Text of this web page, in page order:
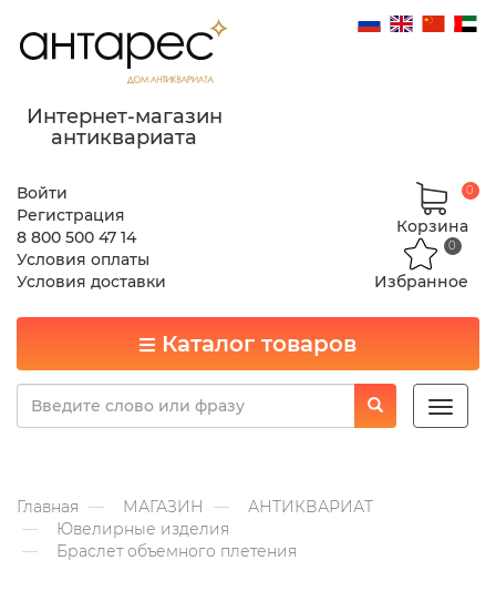
Интернет-магазин
антиквариата
Войти
Регистрация
8 800 500 47 14
Условия оплаты
Условия доставки
Корзина
0
Избранное
0
Каталог товаров
Toggle
Главная МАГАЗИН
АНТИКВАРИАТ
Ювелирные изделия
Браслет объемного плетения